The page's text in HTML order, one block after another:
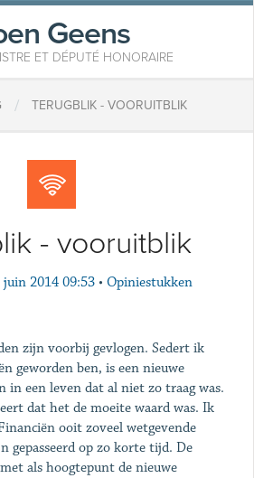
Geens
ET DÉPUTÉ HONORAIRE
/ TERUGBLIK - VOORUITBLIK
- vooruitblik
2014 09:53 • Opiniestukken
zijn voorbij gevlogen. Sedert ik
geworden ben, is een nieuwe
in een leven dat al niet zo traag was.
dat het de moeite waard was. Ik
ooit zoveel wetgevende
gepasseerd op zo korte tijd. De
als hoogtepunt de nieuwe